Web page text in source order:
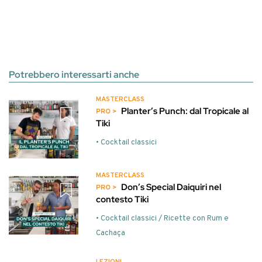
Potrebbero interessarti anche
MASTERCLASS
Planter’s Punch: dal Tropicale al
Tiki
• Cocktail classici
MASTERCLASS
Don’s Special Daiquiri nel
contesto Tiki
• Cocktail classici / Ricette con Rum e
Cachaça